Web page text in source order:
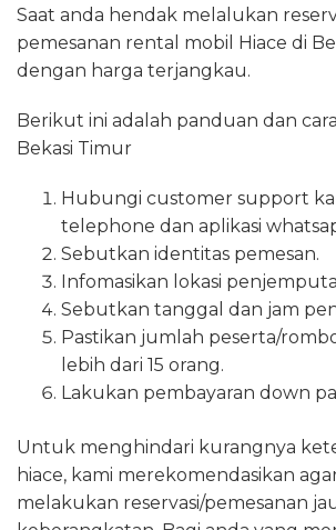
Saat anda hendak melalukan
pemesanan rental mobil Hiace di
dengan harga terjangkau.
Berikut ini adalah panduan dan
Bekasi Timur
Hubungi customer support
telephone dan aplikasi
Sebutkan identitas pemesan.
Infomasikan lokasi
Sebutkan tanggal dan jam
Pastikan jumlah peserta/
lebih dari 15 orang.
Lakukan pembayaran down
Untuk menghindari kurangnya
hiace, kami merekomendasikan
melakukan reservasi/pemesanan